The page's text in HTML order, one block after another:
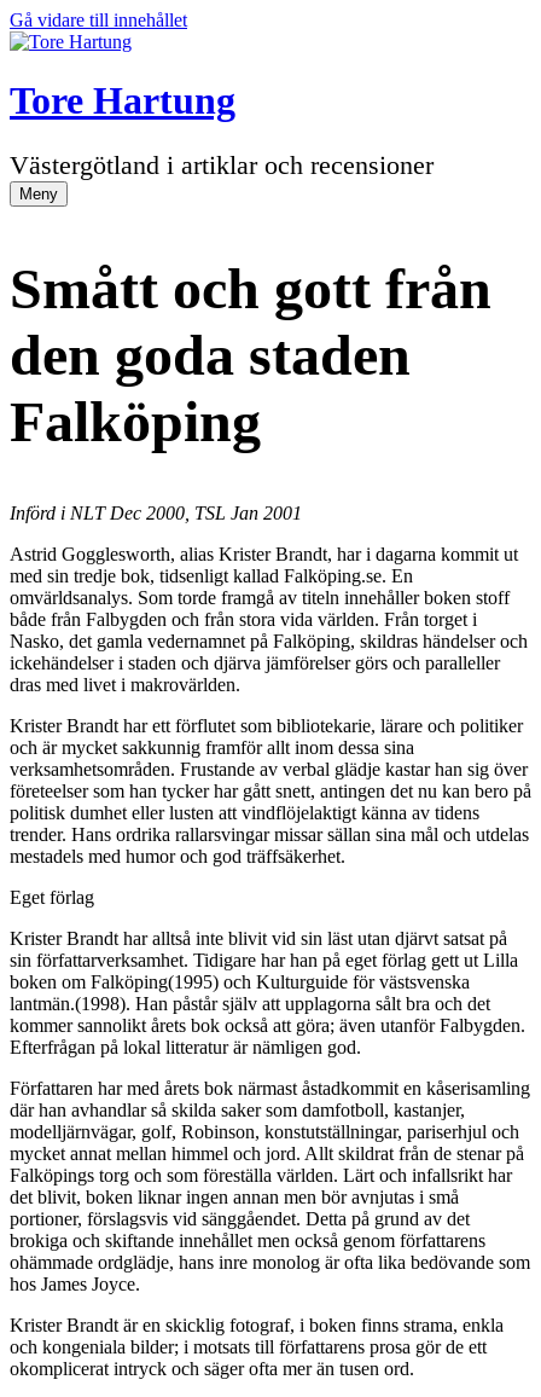
Gå vidare till innehållet
Tore Hartung
Västergötland i artiklar och recensioner
Meny
Smått och gott från
den goda staden
Falköping
Införd i NLT Dec 2000, TSL Jan 2001
Astrid Gogglesworth, alias Krister Brandt, har i dagarna kommit ut
med sin tredje bok, tidsenligt kallad Falköping.se. En
omvärldsanalys. Som torde framgå av titeln innehåller boken stoff
både från Falbygden och från stora vida världen. Från torget i
Nasko, det gamla vedernamnet på Falköping, skildras händelser och
ickehändelser i staden och djärva jämförelser görs och paralleller
dras med livet i makrovärlden.
Krister Brandt har ett förflutet som bibliotekarie, lärare och politiker
och är mycket sakkunnig framför allt inom dessa sina
verksamhetsområden. Frustande av verbal glädje kastar han sig över
företeelser som han tycker har gått snett, antingen det nu kan bero på
politisk dumhet eller lusten att vindflöjelaktigt känna av tidens
trender. Hans ordrika rallarsvingar missar sällan sina mål och utdelas
mestadels med humor och god träffsäkerhet.
Eget förlag
Krister Brandt har alltså inte blivit vid sin läst utan djärvt satsat på
sin författarverksamhet. Tidigare har han på eget förlag gett ut Lilla
boken om Falköping(1995) och Kulturguide för västsvenska
lantmän.(1998). Han påstår själv att upplagorna sålt bra och det
kommer sannolikt årets bok också att göra; även utanför Falbygden.
Efterfrågan på lokal litteratur är nämligen god.
Författaren har med årets bok närmast åstadkommit en kåserisamling
där han avhandlar så skilda saker som damfotboll, kastanjer,
modelljärnvägar, golf, Robinson, konstutställningar, pariserhjul och
mycket annat mellan himmel och jord. Allt skildrat från de stenar på
Falköpings torg och som föreställa världen. Lärt och infallsrikt har
det blivit, boken liknar ingen annan men bör avnjutas i små
portioner, förslagsvis vid sänggåendet. Detta på grund av det
brokiga och skiftande innehållet men också genom författarens
ohämmade ordglädje, hans inre monolog är ofta lika bedövande som
hos James Joyce.
Krister Brandt är en skicklig fotograf, i boken finns strama, enkla
och kongeniala bilder; i motsats till författarens prosa gör de ett
okomplicerat intryck och säger ofta mer än tusen ord.